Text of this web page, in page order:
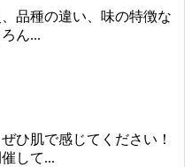
品種の違い、味の特徴な
ん...
ひ肌で感じてください！
して...